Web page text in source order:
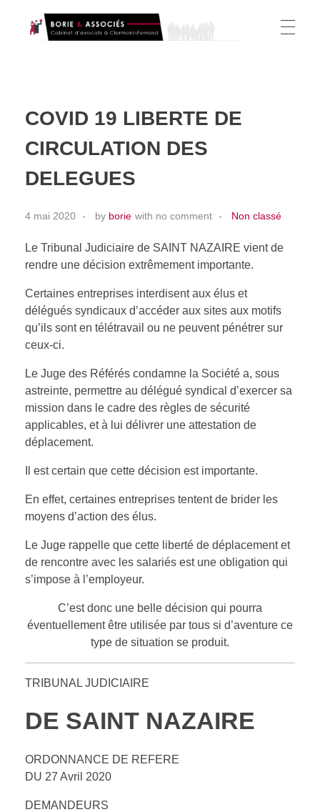
Droit du Travail
Droit des étrangers
Droit pénal
Sécurité Sociale
Droit civil
Droit de la Famille
Avocat de l’enfant
Préjudice corporel
CSE
CSE (CE/DUP/DP)
SSCT
HONORAIRES
Aide Juridictionnelle
Protection juridique
CONTACT
COVID 19 LIBERTE DE
CIRCULATION DES
DELEGUES
4 mai 2020 by borie with no comment Non classé
Le Tribunal Judiciaire de SAINT NAZAIRE vient de
rendre une décision extrêmement importante.
Certaines entreprises interdisent aux élus et
délégués syndicaux d’accéder aux sites aux motifs
qu’ils sont en télétravail ou ne peuvent pénétrer sur
ceux-ci.
Le Juge des Référés condamne la Société a, sous
astreinte, permettre au délégué syndical d’exercer sa
mission dans le cadre des règles de sécurité
applicables, et à lui délivrer une attestation de
déplacement.
Il est certain que cette décision est importante.
En effet, certaines entreprises tentent de brider les
moyens d’action des élus.
Le Juge rappelle que cette liberté de déplacement et
de rencontre avec les salariés est une obligation qui
s’impose à l’employeur.
C’est donc une belle décision qui pourra
éventuellement être utilisée par tous si d’aventure ce
type de situation se produit.
TRIBUNAL JUDICIAIRE
DE SAINT NAZAIRE
ORDONNANCE DE REFERE
DU 27 Avril 2020
DEMANDEURS